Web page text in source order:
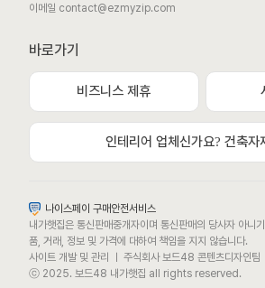
이메일 contact@ezmyzip.com
바로가기
비즈니스 제휴
인테리어 업체신가요? 건축자
나이스페이 구매안전서비스
내가햇집은 통신판매중개자이며 통신판매의 당사자 아니
품, 거래, 정보 및 가격에 대하여 책임을 지지 않습니다.
사이트 개발 및 관리 ㅣ 주식회사 보드48 콘텐츠디자인팀
ⓒ 2025. 보드48 내가햇집 all rights reserved.
모바일 상담채널
평일 / 주말 / 공휴일 상담채널 (09:00 ~
문자메시지로 문의하기
또는